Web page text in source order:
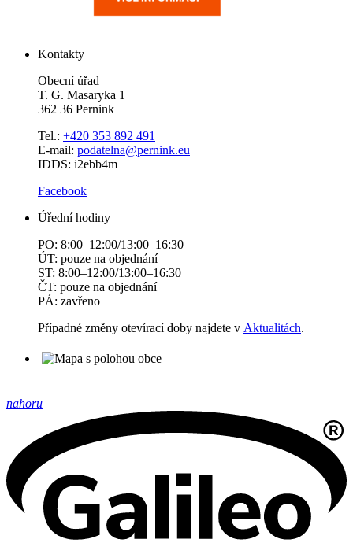
Kontakty
Obecní úřad
T. G. Masaryka 1
362 36 Pernink
Tel.: +420 353 892 491
E-mail: podatelna@pernink.eu
IDDS: i2ebb4m
Facebook
Úřední hodiny
PO: 8:00–12:00/13:00–16:30
ÚT: pouze na objednání
ST: 8:00–12:00/13:00–16:30
ČT: pouze na objednání
PÁ: zavřeno
Případné změny otevírací doby najdete v Aktualitách.
nahoru